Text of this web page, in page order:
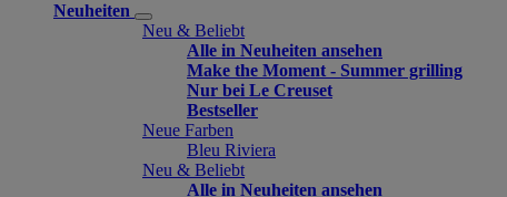
Neuheiten
Neu & Beliebt
Alle in Neuheiten ansehen
Make the Moment - Summer grilling
Nur bei Le Creuset
Bestseller
Neue Farben
Bleu Riviera
Neu & Beliebt
Alle in Neuheiten ansehen